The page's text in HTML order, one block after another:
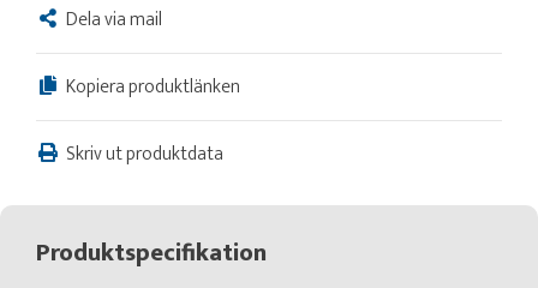
Dela via mail
Kopiera produktlänken
Skriv ut produktdata
Produktspecifikation